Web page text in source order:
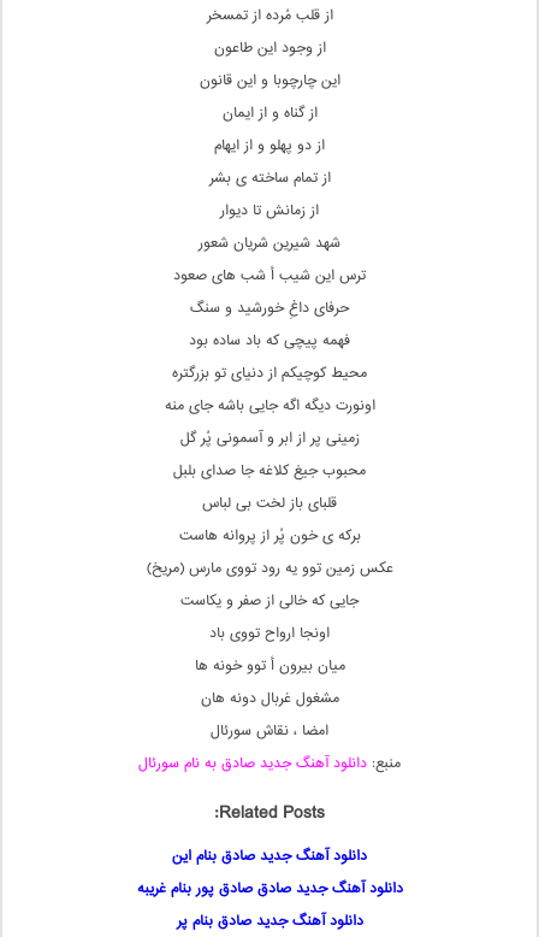
از قلب مُرده از تمسخر
از وجود این طاعون
این چارچوبا و این قانون
از گناه و از ایمان
از دو پهلو و از ایهام
از تمام ساخته ی بشر
از زمانش تا دیوار
شهد شیرین شریان شعور
ترس این شیب أ شب های صعود
حرفای داغِ خورشید و سنگ
فهمه پیچی که باد ساده بود
محیط کوچیکم از دنیای تو بزرگتره
اونورت دیگه اگه جایی باشه جای منه
زمینی پر از ابر و آسمونی پُر گل
محبوب جیغ کلاغه جا صدای بلبل
قلبای باز لخت بی لباس
برکه ی خون پُر از پروانه هاست
عکس زمین توو یه رود تووی مارس (مریخ)
جایی که خالی از صفر و یکاست
اونجا ارواح تووی باد
میان بیرون أ توو خونه ها
مشغول غربال دونه هان
امضا ، نقاش سورئال
منبع: دانلود آهنگ جدید صادق به نام سورئال
Related Posts:
دانلود آهنگ جدید صادق بنام این
دانلود آهنگ جدید صادق صادق پور بنام غریبه
دانلود آهنگ جدید صادق بنام پر